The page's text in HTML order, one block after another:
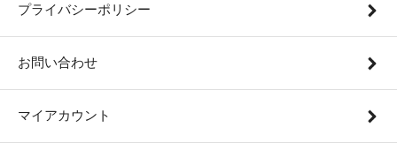
プライバシーポリシー
お問い合わせ
マイアカウント